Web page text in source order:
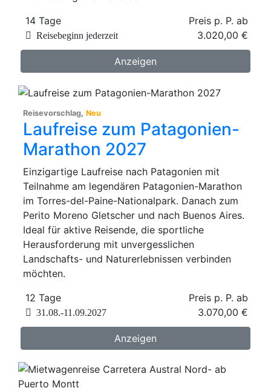
14 Tage
Preis p. P. ab
3.020,00 €
Reisebeginn jederzeit
Anzeigen
Reisevorschlag, Neu
Laufreise zum Patagonien-
Marathon 2027
Einzigartige Laufreise nach Patagonien mit
Teilnahme am legendären Patagonien-Marathon
im Torres-del-Paine-Nationalpark. Danach zum
Perito Moreno Gletscher und nach Buenos Aires.
Ideal für aktive Reisende, die sportliche
Herausforderung mit unvergesslichen
Landschafts- und Naturerlebnissen verbinden
möchten.
12 Tage
Preis p. P. ab
3.070,00 €
31.08.-11.09.2027
Anzeigen